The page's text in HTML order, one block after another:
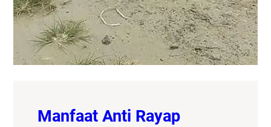
Manfaat Anti Rayap